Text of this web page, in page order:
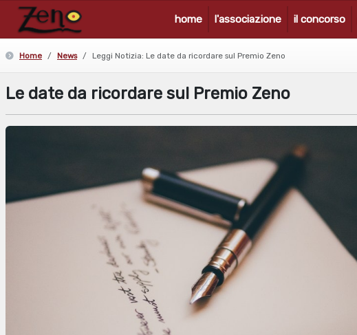
home l'associazione il concorso
Home News Leggi Notizia: Le date da ricordare sul Premio Zeno
Le date da ricordare sul Premio Zeno